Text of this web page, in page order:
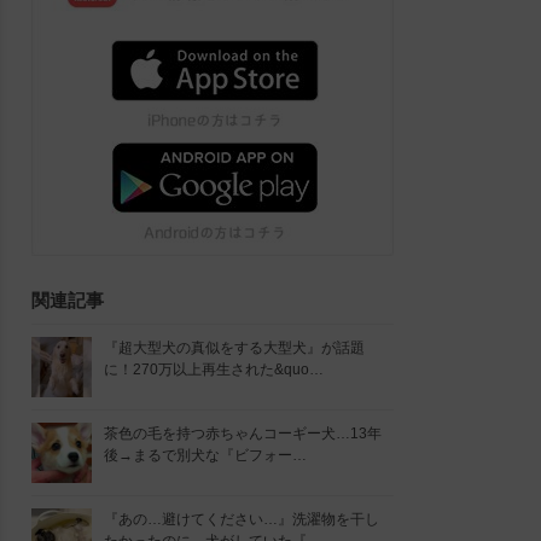
関連記事
『超大型犬の真似をする大型犬』が話題
に！270万以上再生された&quo…
茶色の毛を持つ赤ちゃんコーギー犬…13年
後→まるで別犬な『ビフォー…
『あの…避けてください…』洗濯物を干し